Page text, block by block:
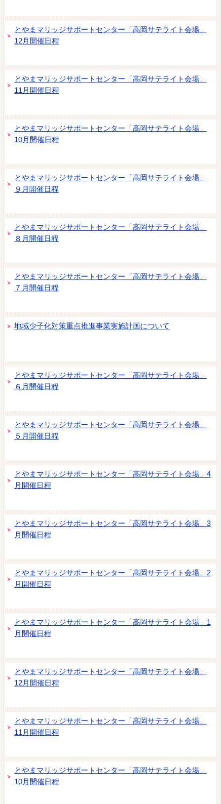
とやまマリッジサポートセンター「高岡サテライト会場」
12月開催日程
とやまマリッジサポートセンター「高岡サテライト会場」
11月開催日程
とやまマリッジサポートセンター「高岡サテライト会場」
10月開催日程
とやまマリッジサポートセンター「高岡サテライト会場」
９月開催日程
とやまマリッジサポートセンター「高岡サテライト会場」
８月開催日程
とやまマリッジサポートセンター「高岡サテライト会場」
７月開催日程
地域少子化対策重点推進事業実施計画について
とやまマリッジサポートセンター「高岡サテライト会場」
６月開催日程
とやまマリッジサポートセンター「高岡サテライト会場」
５月開催日程
とやまマリッジサポートセンター「高岡サテライト会場」4
月開催日程
とやまマリッジサポートセンター「高岡サテライト会場」3
月開催日程
とやまマリッジサポートセンター「高岡サテライト会場」2
月開催日程
とやまマリッジサポートセンター「高岡サテライト会場」1
月開催日程
とやまマリッジサポートセンター「高岡サテライト会場」
12月開催日程
とやまマリッジサポートセンター「高岡サテライト会場」
11月開催日程
とやまマリッジサポートセンター「高岡サテライト会場」
10月開催日程